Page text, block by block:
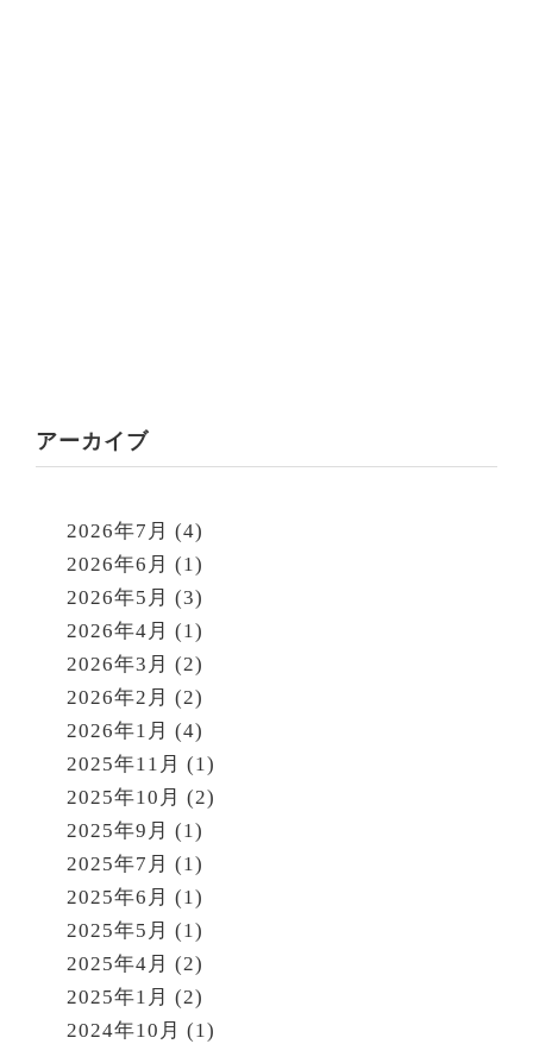
アーカイブ
2026年7月 (4)
2026年6月 (1)
2026年5月 (3)
2026年4月 (1)
2026年3月 (2)
2026年2月 (2)
2026年1月 (4)
2025年11月 (1)
2025年10月 (2)
2025年9月 (1)
2025年7月 (1)
2025年6月 (1)
2025年5月 (1)
2025年4月 (2)
2025年1月 (2)
2024年10月 (1)